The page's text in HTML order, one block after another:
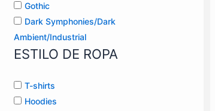
Gothic
Dark Symphonies/Dark
Ambient/Industrial
ESTILO DE ROPA
T-shirts
Hoodies